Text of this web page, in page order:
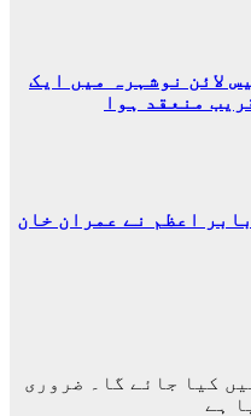
لائن نوشہرہ میں ایک
منعقد ہوا
اعظم نے عمران خان
کیا جائے گا۔
ضروری
ہے